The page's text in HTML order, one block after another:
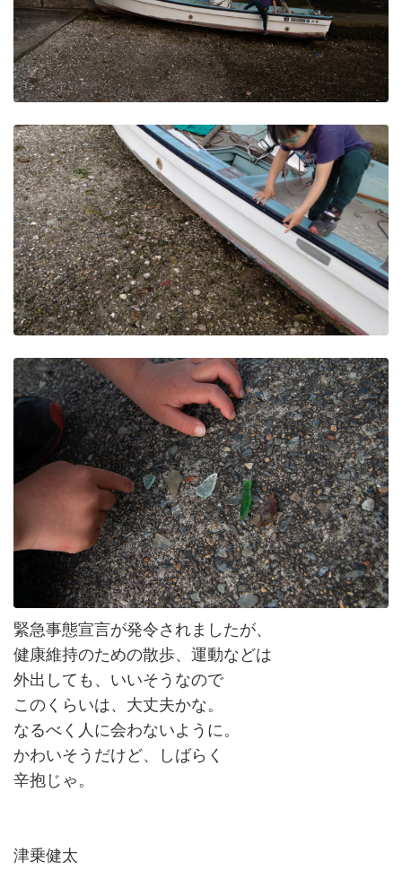
緊急事態宣言が発令されましたが、
健康維持のための散歩、運動などは
外出しても、いいそうなので
このくらいは、大丈夫かな。
なるべく人に会わないように。
かわいそうだけど、しばらく
辛抱じゃ。
津乗健太